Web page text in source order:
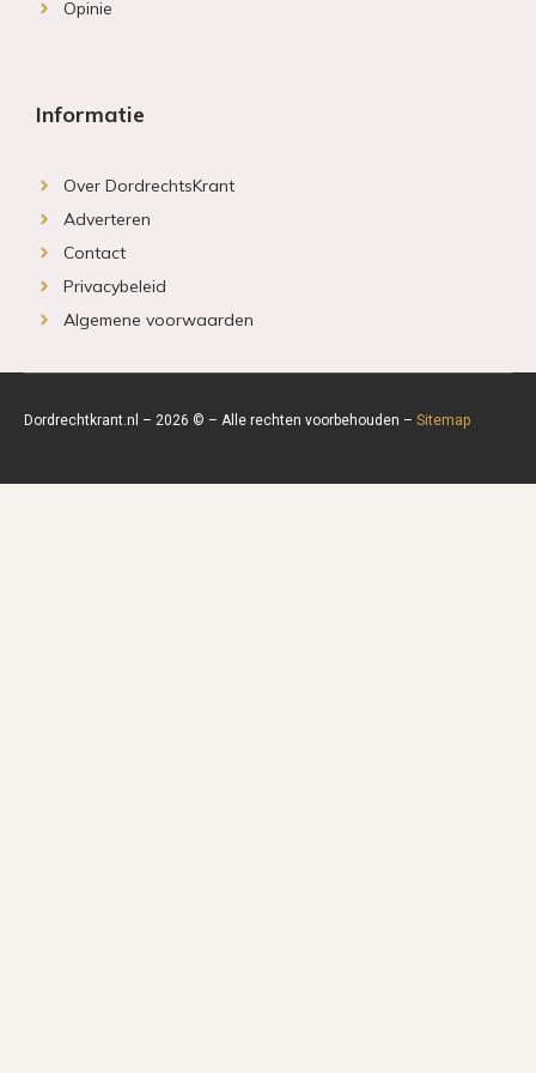
Opinie
Informatie
Over DordrechtsKrant
Adverteren
Contact
Privacybeleid
Algemene voorwaarden
Dordrechtkrant.nl – 2026 © – Alle rechten voorbehouden – Sitemap